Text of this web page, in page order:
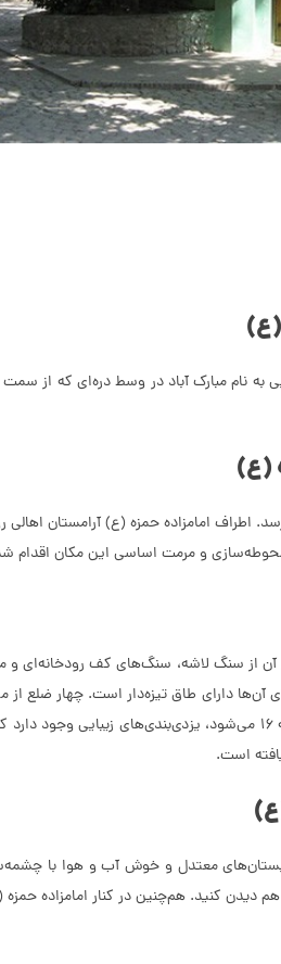
(ع)
به نام مبارک آباد در وسط دره‌ای که از
(ع)
محوطه‌سازی و مرمت اساسی این مکان اقدام
دارای طاق تیزه‌دار است. چهار ضلع
می‌دهند. بر بالای اضلاع هشت‌گانه و جایی که 8 تبدیل
است.
معتدل و خوش آب و هوا با
هم دیدن کنید. هم‌چنین در کنار امامزاده